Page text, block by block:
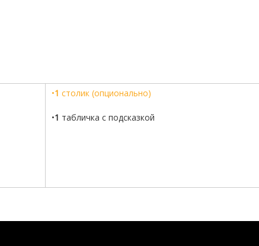
•1 столик (опционально)
•1 табличка с подсказкой